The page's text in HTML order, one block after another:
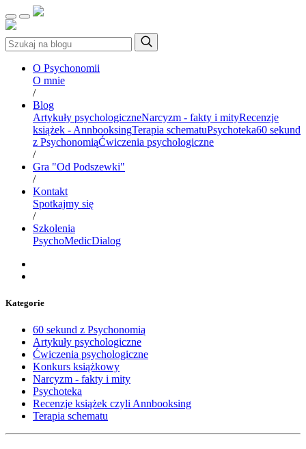
O Psychonomii
O mnie
/
Blog
Artykuły psychologiczneNarcyzm - fakty i mityRecenzje
książek - AnnbooksingTerapia schematuPsychoteka60 sekund
z PsychonomiąĆwiczenia psychologiczne
/
Gra "Od Podszewki"
/
Kontakt
Spotkajmy się
/
Szkolenia
PsychoMedicDialog
Kategorie
60 sekund z Psychonomią
Artykuły psychologiczne
Ćwiczenia psychologiczne
Konkurs książkowy
Narcyzm - fakty i mity
Psychoteka
Recenzje książek czyli Annbooksing
Terapia schematu